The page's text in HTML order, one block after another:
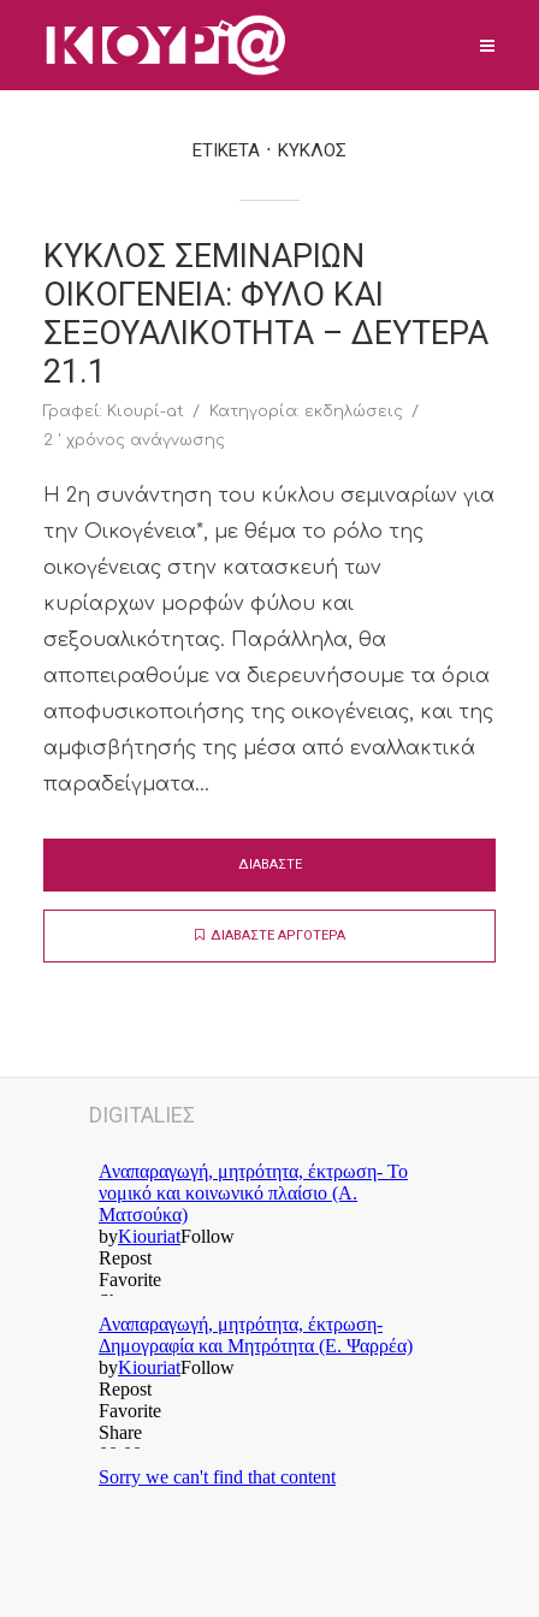
ΕΤΙΚΕΤΑ ΚΥΚΛΟΣ
ΚΥΚΛΟΣ ΣΕΜΙΝΑΡΙΩΝ
ΟΙΚΟΓΕΝΕΙΑ: ΦΥΛΟ ΚΑΙ
ΣΕΞΟΥΑΛΙΚΟΤΗΤΑ – ΔΕΥΤΕΡΑ
21.1
Γραφεί: Κιουρί-at Κατηγορία: εκδηλώσεις
2 ' χρόνος ανάγνωσης
H 2η συνάντηση του κύκλου σεμιναρίων για
την Οικογένεια*, με θέμα το ρόλο της
οικογένειας στην κατασκευή των
κυρίαρχων μορφών φύλου και
σεξουαλικότητας. Παράλληλα, θα
αποπειραθούμε να διερευνήσουμε τα όρια
αποφυσικοποιήσης της οικογένειας, και της
αμφισβήτησής της μέσα από εναλλακτικά
παραδείγματα...
ΔΙΑΒΑΣΤΕ
ΔΙΑΒΑΣΤΕ ΑΡΓΟΤΕΡΑ
DIGITALΙΕΣ